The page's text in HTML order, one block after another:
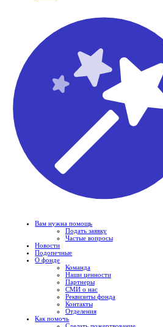
Вам нужна помощь
Подать заявку
Частые вопросы
Новости
Подопечные
О фонде
Команда
Наши ценности
Партнеры
СМИ о нас
Реквизиты фонда
Контакты
Отделения
Как помочь